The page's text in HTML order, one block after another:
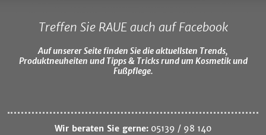
Treffen Sie RAUE auch auf Facebook
Auf unserer Seite finden Sie die aktuellsten Trends,
Produktneuheiten und Tipps & Tricks rund um Kosmetik und
Fußpflege.
Wir beraten Sie gerne: 05139 / 98 140